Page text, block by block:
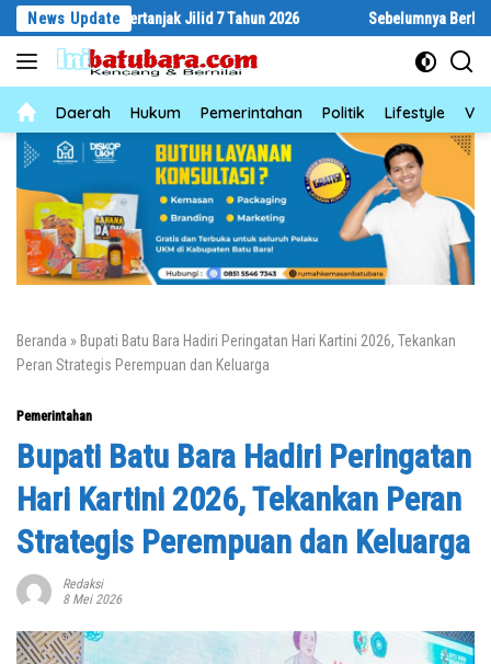
Langsung
konten
News Update
Bertanjak Jilid 7 Tahun 2026 Sebelumnya Berlantaikan
NewsDaerah Hukum Pemerintahan Politik Lifestyle
Beranda » Bupati Batu Bara Hadiri Peringatan Hari Kartini 2026, Tekankan
Peran Strategis Perempuan dan Keluarga
Pemerintahan
Bupati Batu Bara Hadiri Peringatan
Hari Kartini 2026, Tekankan Peran
Strategis Perempuan dan Keluarga
Redaksi
8 Mei 2026